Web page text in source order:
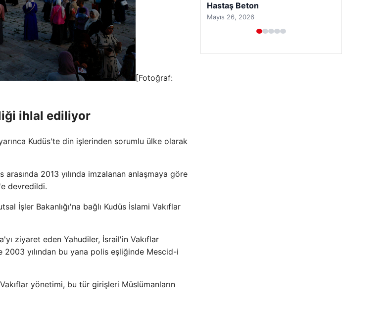
[Fotoğraf:
ihlal ediliyor
Kudüs'te din işlerinden sorumlu ülke olarak
2013 yılında imzalanan anlaşmaya göre
devredildi.
İşler Bakanlığı'na bağlı Kudüs İslami Vakıflar
ziyaret eden Yahudiler, İsrail'in Vakıflar
yılından bu yana polis eşliğinde Mescid-i
yönetimi, bu tür girişleri Müslümanların
Prenses Night Club
Nisan 29, 2026